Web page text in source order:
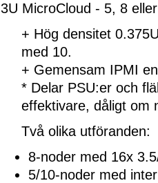
3U MicroCloud - 5, 8
+ Hög densitet
med 10.
+ Gemensam IPMI
* Delar PSU:er och
effektivare, dåligt om
Två olika utföranden:
8-noder med 16x
5/10-noder med